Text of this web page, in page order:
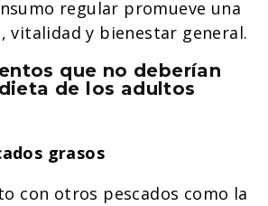
regular promueve una
vitalidad y bienestar general.
que no deberían
de los adultos
grasos
con otros pescados como la